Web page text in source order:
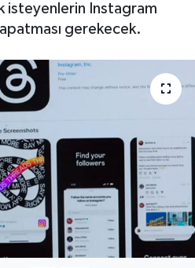
isteyenlerin Instagram
gerekecek.